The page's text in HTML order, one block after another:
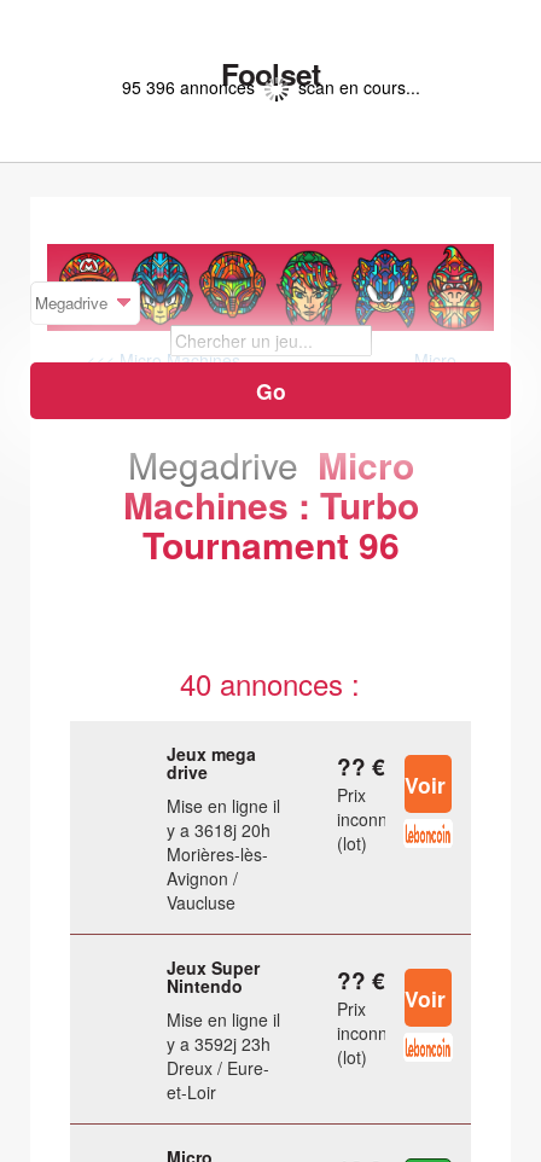
Foolset
95 396 annonces scan en cours...
<<< Micro Machines
Micro
Machines ?Military? >>>
Megadrive Micro
Machines : Turbo
Tournament 96
40 annonces :
Jeux mega
drive
Mise en ligne il
y a 3618j 20h
Morières-lès-
Avignon /
Vaucluse
?? €
Prix
inconnu
(lot)
Jeux Super
Nintendo
Mise en ligne il
y a 3592j 23h
Dreux / Eure-
et-Loir
?? €
Prix
inconnu
(lot)